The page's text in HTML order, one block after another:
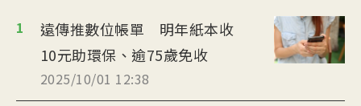
1
遠傳推數位帳單 明年紙本收
10元助環保、逾75歲免收
2025/10/01 12:38